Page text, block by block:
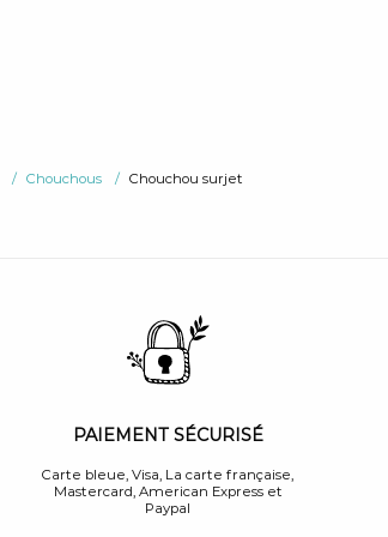
Chouchous Chouchou surjet
PAIEMENT SÉCURISÉ
Carte bleue, Visa, La carte française,
Mastercard, American Express et
Paypal